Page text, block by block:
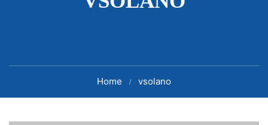
Home vsolano